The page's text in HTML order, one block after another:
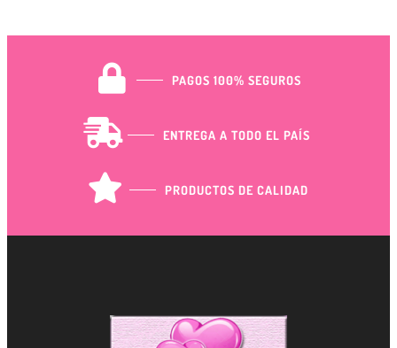
PAGOS 100% SEGUROS
ENTREGA A TODO EL PAÍS
PRODUCTOS DE CALIDAD